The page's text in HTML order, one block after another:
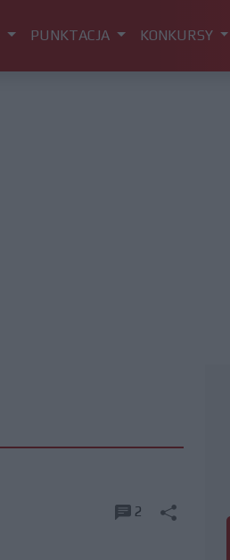
PUNKTACJA KONKURSY
2